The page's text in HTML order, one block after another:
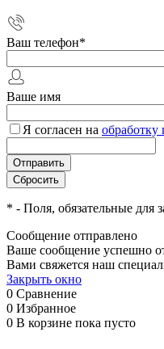
Ваш телефон*
Ваше имя
Я согласен на
* - Поля, обязательные для
Сообщение отправлено
Ваше сообщение успешно
Вами свяжется наш
Закрыть окно
0 Сравнение
0 Избранное
0 В корзине пока пусто